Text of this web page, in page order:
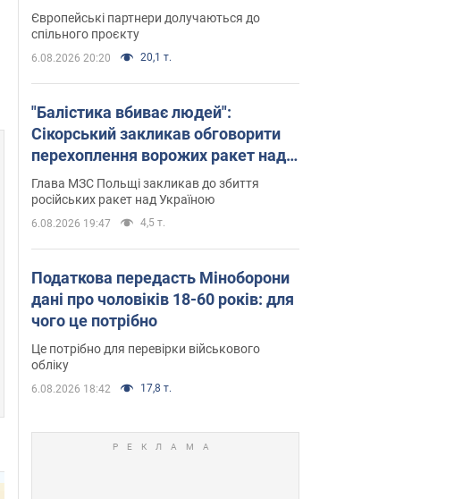
підтримку аграріїв. Відео
Європейські партнери долучаються до
спільного проєкту
6.08.2026 20:20 20,1 т.
"Балістика вбиває людей":
Сікорський закликав обговорити
перехоплення ворожих ракет над
Україною
Глава МЗС Польщі закликав до збиття
російських ракет над Україною
6.08.2026 19:47 4,5 т.
Податкова передасть Міноборони
дані про чоловіків 18-60 років: для
чого це потрібно
Це потрібно для перевірки військового
обліку
6.08.2026 18:42 17,8 т.